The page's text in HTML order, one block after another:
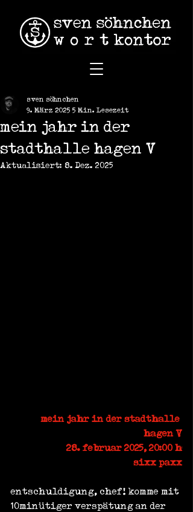
mein jahr in der
stadthalle hagen V
sven söhnchen
9. März 2025 5 Min. Lesezeit
Aktualisiert: 8. Dez. 2025
mein jahr in der stadthalle
hagen V
28. februar 2025, 20:00 h
sixx paxx
entschuldigung, chef! komme mit
10minütiger verspätung an der